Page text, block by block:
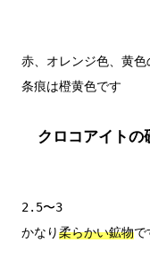
赤、オレンジ色、黄色
クロコアイトの
2.5〜3
かなり柔らかい鉱物で